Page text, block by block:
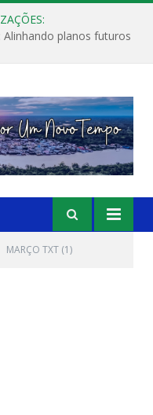
Alinhando planos futuros
MARÇO TXT (1)